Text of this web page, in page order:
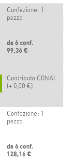
Confezione: 1
pezzo
da 6 conf.
99,36 €
Contributo CONAI
(+ 0,00 €)
Confezione: 1
pezzo
da 6 conf.
128,16 €